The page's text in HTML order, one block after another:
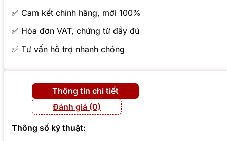
✅ Cam kết chính hãng, mới 100%
✅ Hóa đơn VAT, chứng từ đầy đủ
✅ Tư vấn hỗ trợ nhanh chóng
Thông tin chi tiết
Đánh giá (0)
Thông số kỹ thuật: